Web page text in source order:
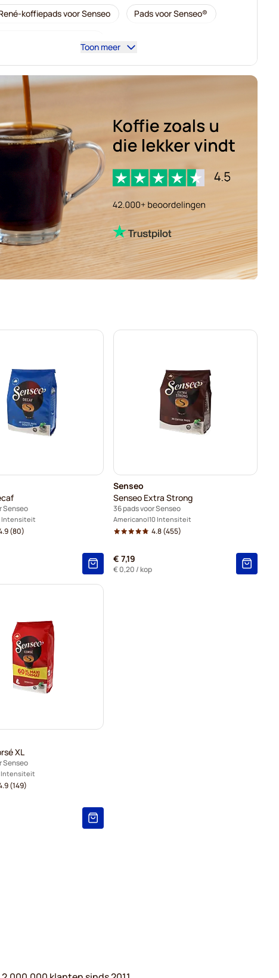
koffiepads voor Senseo Pads voor Senseo®
voor Senseo
koffiepads voor Senseo
voor Senseo®
Toon meer
Senseo
Intensiteit
(80)
Senseo
Senseo Extra Strong
36 pads voor Senseo
Americano 10 Intensiteit
4.8(455)
€ 7,19
€ 0,20 / kop
XL
Senseo
Intensiteit
(149)